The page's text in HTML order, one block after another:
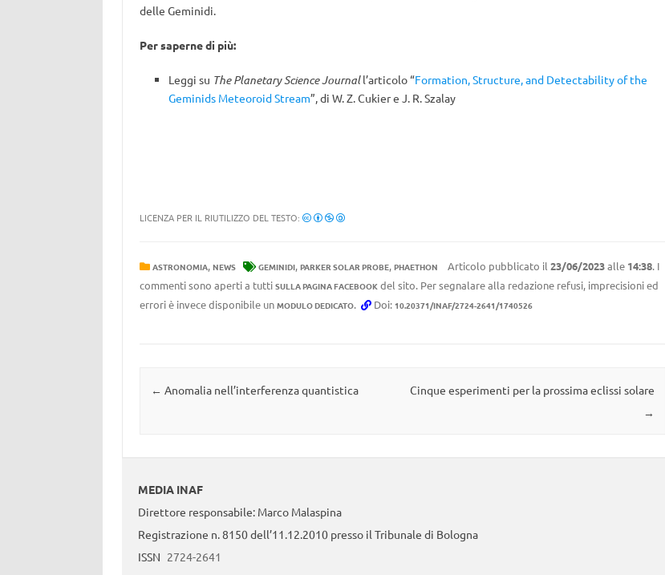
delle Geminidi.
Per saperne di più:
Leggi su The Planetary Science Journall’articolo “Formation, Structure, and Detectability of the
Geminids Meteoroid Stream”, di W. Z. Cukier e J. R. Szalay
LICENZA PER IL RIUTILIZZO DEL TESTO:
ASTRONOMIA, NEWS GEMINIDI, PARKER SOLAR PROBE, PHAETHON Articolo pubblicato il 23/06/2023alle 14:38. I
commenti sono aperti a tutti SULLA PAGINA FACEBOOKdel sito. Per segnalare alla redazione refusi, imprecisioni ed
errori è invece disponibile un MODULO DEDICATO. Doi: 10.20371/INAF/2724-2641/1740526
Navigazione articolo
← Anomalia nell’interferenza quantistica
Cinque esperimenti per la prossima eclissi solare
→
MEDIA INAF
Direttore responsabile: Marco Malaspina
Registrazione n. 8150 dell’11.12.2010 presso il Tribunale di Bologna
ISSN 2724-2641